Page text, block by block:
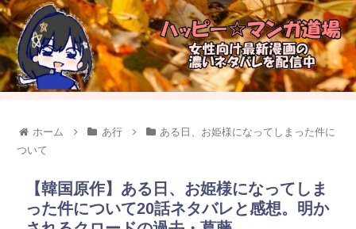
ホーム あ行
ある日、お姫様になってしまった件に
ついて
【韓国原作】ある日、お姫様になってしま
った件について20話ネタバレと感想。明か